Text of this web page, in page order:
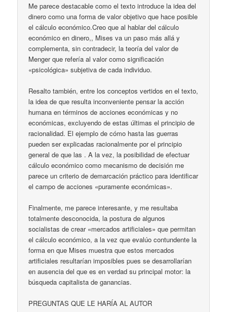
Me parece destacable como el texto introduce la idea del
dinero como una forma de valor objetivo que hace posible
el cálculo económico.Creo que al hablar del cálculo
económico en dinero,, Mises va un paso más allá y
complementa, sin contradecir, la teoría del valor de
Menger que refería al valor como significación
«psicológica» subjetiva de cada individuo.
Resalto también, entre los conceptos vertidos en el texto,
la idea de que resulta inconveniente pensar la acción
humana en términos de acciones económicas y no
económicas, excluyendo de estas últimas el principio de
racionalidad. El ejemplo de cómo hasta las guerras
pueden ser explicadas racionalmente por el principio
general de que las . A la vez, la posibilidad de efectuar
cálculo económico como mecanismo de decisión me
parece un criterio de demarcación práctico para identificar
el campo de acciones «puramente económicas».
Finalmente, me parece interesante, y me resultaba
totalmente desconocida, la postura de algunos
socialistas de crear «mercados artificiales» que permitan
el cálculo económico, a la vez que evalúo contundente la
forma en que Mises muestra que estos mercados
artificiales resultarían imposibles pues se desarrollarían
en ausencia del que es en verdad su principal motor: la
búsqueda capitalista de ganancias.
PREGUNTAS QUE LE HARÍA AL AUTOR